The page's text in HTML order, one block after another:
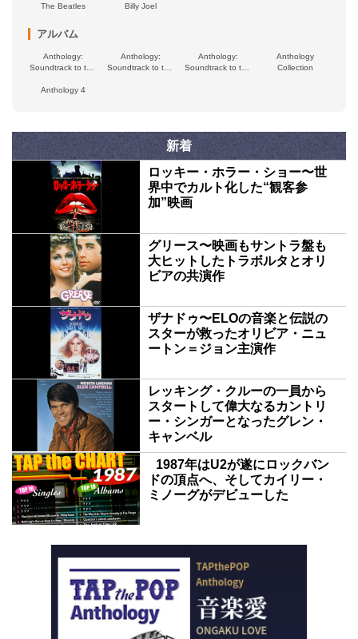
The Beatles Billy Joel
アルバム
Anthology:
Soundtrack to the
(Episodes 7-9)
Anthology:
Soundtrack to the
Anthology:
Soundtrack to the
Anthology
Collection
Anthology 4
新着
ロッキー・ホラー・ショー〜世
界中でカルト化した“観客参
加”映画
グリース〜映画もサントラ盤も
大ヒットしたトラボルタとオリ
ビアの共演作
ザナドゥ〜ELOの音楽と伝説の
スターが救ったオリビア・ニュ
ートン＝ジョン主演作
レッキング・クルーの一員から
スタートして偉大なるカントリ
ー・シンガーとなったグレン・
キャンベル
1987年はU2が遂にロックバン
ドの頂点へ、そしてカイリー・
ミノーグがデビューした